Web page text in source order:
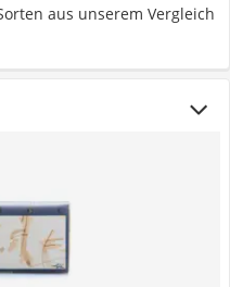
aus unserem Vergleich